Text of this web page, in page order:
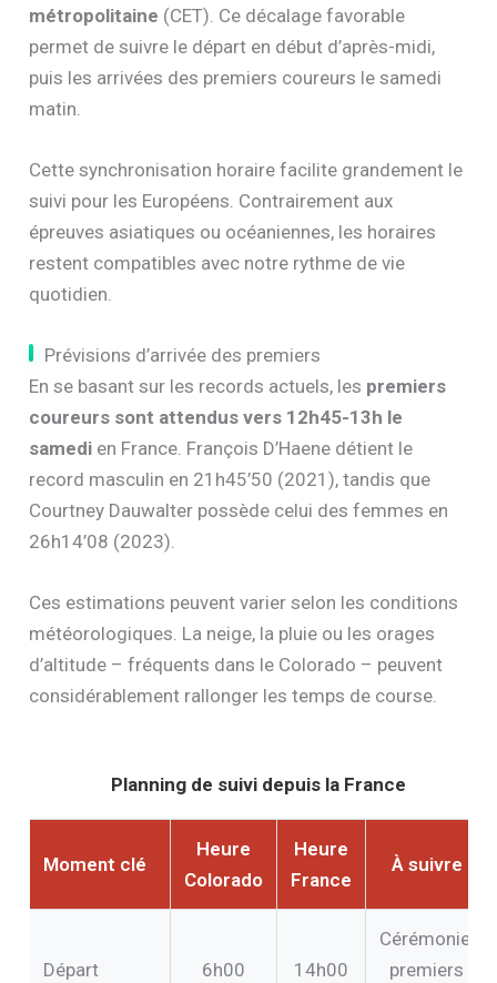
métropolitaine (CET). Ce décalage favorable
permet de suivre le départ en début d’après-midi,
puis les arrivées des premiers coureurs le samedi
matin.
Cette synchronisation horaire facilite grandement le
suivi pour les Européens. Contrairement aux
épreuves asiatiques ou océaniennes, les horaires
restent compatibles avec notre rythme de vie
quotidien.
Prévisions d’arrivée des premiers
En se basant sur les records actuels, les premiers
coureurs sont attendus vers 12h45-13h le
samedi en France. François D’Haene détient le
record masculin en 21h45’50 (2021), tandis que
Courtney Dauwalter possède celui des femmes en
26h14’08 (2023).
Ces estimations peuvent varier selon les conditions
météorologiques. La neige, la pluie ou les orages
d’altitude – fréquents dans le Colorado – peuvent
considérablement rallonger les temps de course.
Planning de suivi depuis la France
Moment clé
Heure
Colorado
Heure
France
À suivre
Départ 6h00 14h00
Cérémonie,
premiers